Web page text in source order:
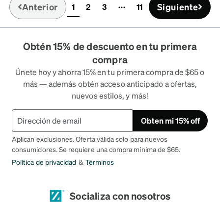
Anterior 1(current)
2 3 11 Siguiente
Obtén 15% de descuento en tu primera
compra
Únete hoy y ahorra 15% en tu primera compra de $65 o
más — además obtén acceso anticipado a ofertas,
nuevos estilos, y más!
Obten mi 15% off
Aplican exclusiones. Oferta válida solo para nuevos
consumidores. Se requiere una compra mínima de $65.
Política de privacidad & Términos
Socializa con nosotros